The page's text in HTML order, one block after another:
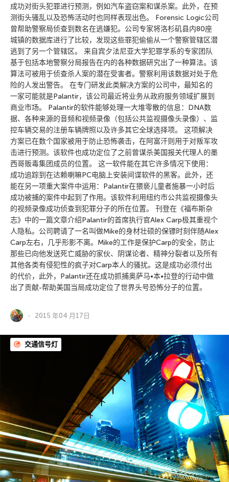
成功对街头犯罪进行预测，例如汽车盗窃案和谋杀案。此外，在预
测街头骚乱以及恐怖活动时也同样表现出色。 Forensic Logic公司
曾帮助警察局侦查到数名在逃嫌犯。公司专家将洛杉矶县内80座
城镇的数据库进行了比较，发现这些罪犯偷偷从一个警察管辖区潜
逃到了另一个管辖区。 来自宾夕法尼亚大学犯罪学系的专家团队
基于包括本地警察分局报告在内的各种数据研究出了一种算法。该
算法可被用于侦查杀人案的潜在受害者。警察利用该数据对处于危
险的人发出警告。 在专门研发此类解决方案的公司中，最知名的
一家可能就是Palantir，该公司最近将业务从政府服务领域扩展到
商业市场。 Palantir的软件能够处理一大堆零散的信息：DNA数
据、各种来源的音频和视频录像（包括公共监视摄像头录像）、监
控车辆交易的注册车辆牌照以及许多其它全球选择项。 这项解决
方案已在数个国家被用于防止恐怖袭击，在阿富汗则用于对叛军攻
击进行预测。该软件也成功定位了之前曾谋杀美国报关代理人的墨
西哥贩毒集团成员的位置。 这一软件能在其它许多情况下使用：
成功追踪到在达赖喇嘛PC电脑上安装间谍软件的黑客。此外，还
能在另一项重大案件中运用：Palantir在猥亵儿童者施暴一小时后
成功被捕的案件中起到了作用。该软件利用纽约市公共监视摄像头
的视频录像成功侦查到犯罪分子的所在位置。 刊登在《福布斯杂
志》中的一篇文章介绍Palantir的首席执行官Alex Carp极其重视个
人隐私。公司聘请了一名叫做Mike的身材壮硕的保镖时刻伴随Alex
Carp左右，几乎形影不离。Mike的工作是保护Carp的安全，防止
那些已向他发送死亡威胁的家伙、阴谋论者、精神分裂者以及所有
其他各类有侵犯性的疯子对Carp本人的骚扰。这是成功必须付出
的代价，此外，Palantir还在成功抓捕奥萨马•本•拉登的行动中做
出了贡献-帮助美国当局成功定位了世界头号恐怖分子的位置。
2015 年04 月17日
交通信号灯